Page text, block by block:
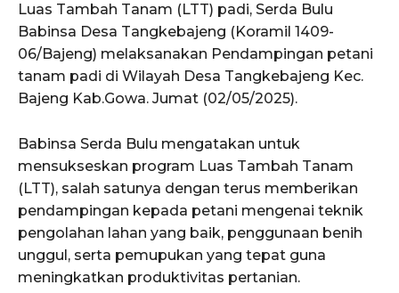
Luas Tambah Tanam (LTT) padi, Serda Bulu
Babinsa Desa Tangkebajeng (Koramil 1409-
06/Bajeng) melaksanakan Pendampingan petani
tanam padi di Wilayah Desa Tangkebajeng Kec.
Bajeng Kab.Gowa. Jumat (02/05/2025).
Babinsa Serda Bulu mengatakan untuk
mensukseskan program Luas Tambah Tanam
(LTT), salah satunya dengan terus memberikan
pendampingan kepada petani mengenai teknik
pengolahan lahan yang baik, penggunaan benih
unggul, serta pemupukan yang tepat guna
meningkatkan produktivitas pertanian.